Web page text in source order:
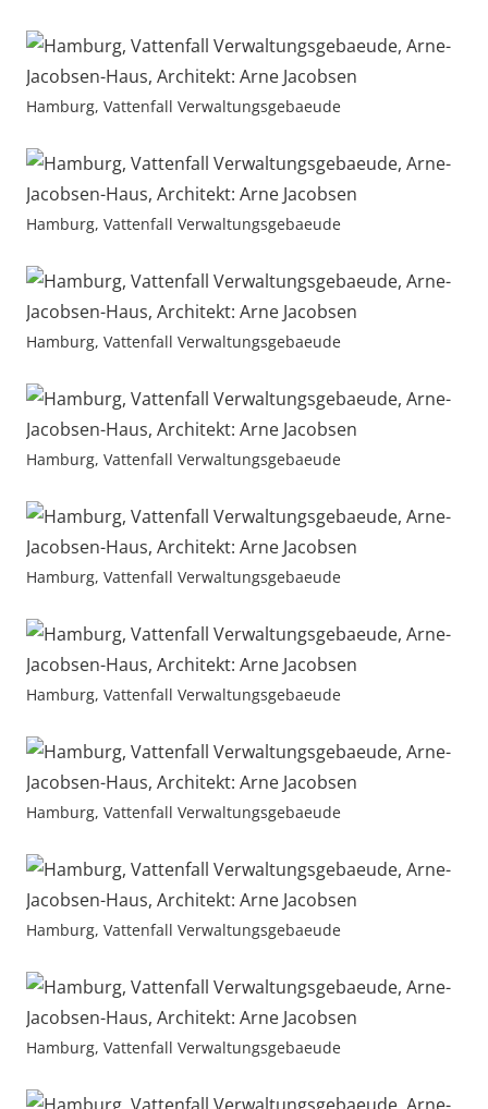
Hamburg, Vattenfall Verwaltungsgebaeude
Hamburg, Vattenfall Verwaltungsgebaeude
Hamburg, Vattenfall Verwaltungsgebaeude
Hamburg, Vattenfall Verwaltungsgebaeude
Hamburg, Vattenfall Verwaltungsgebaeude
Hamburg, Vattenfall Verwaltungsgebaeude
Hamburg, Vattenfall Verwaltungsgebaeude
Hamburg, Vattenfall Verwaltungsgebaeude
Hamburg, Vattenfall Verwaltungsgebaeude